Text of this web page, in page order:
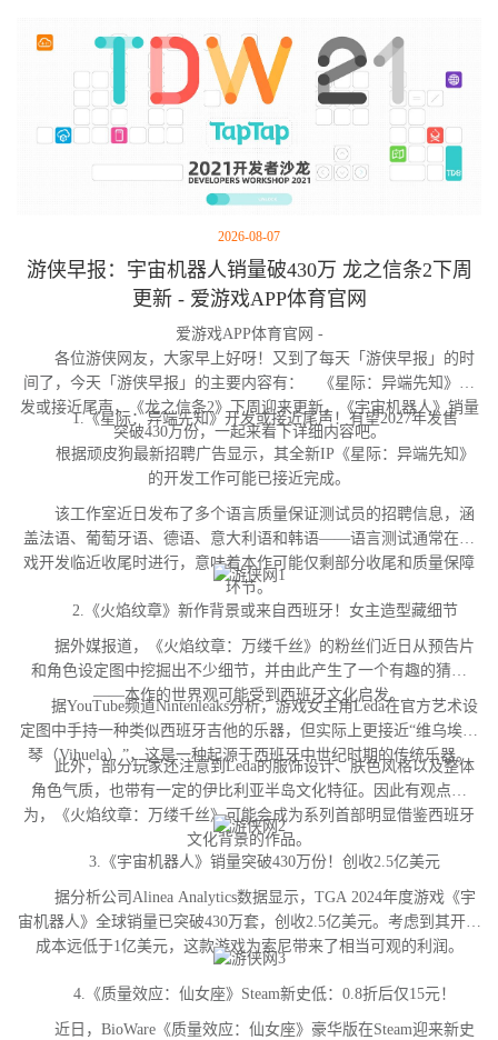
2026-08-07
游侠早报：宇宙机器人销量破430万 龙之信条2下周
更新 - 爱游戏APP体育官网
爱游戏APP体育官网 -
各位游侠网友，大家早上好呀！又到了每天「游侠早报」的时
间了，今天「游侠早报」的主要内容有： 《星际：异端先知》开
发或接近尾声，《龙之信条2》下周迎来更新，《宇宙机器人》销量
突破430万份，一起来看下详细内容吧。
1.《星际：异端先知》开发或接近尾声！有望2027年发售
根据顽皮狗最新招聘广告显示，其全新IP《星际：异端先知》
的开发工作可能已接近完成。
该工作室近日发布了多个语言质量保证测试员的招聘信息，涵
盖法语、葡萄牙语、德语、意大利语和韩语——语言测试通常在游
戏开发临近收尾时进行，意味着本作可能仅剩部分收尾和质量保障
环节。
2.《火焰纹章》新作背景或来自西班牙！女主造型藏细节
据外媒报道，《火焰纹章：万缕千丝》的粉丝们近日从预告片
和角色设定图中挖掘出不少细节，并由此产生了一个有趣的猜测
——本作的世界观可能受到西班牙文化启发。
据YouTube频道Nintenleaks分析，游戏女主角Leda在官方艺术设
定图中手持一种类似西班牙吉他的乐器，但实际上更接近“维乌埃拉
琴（Vihuela）”，这是一种起源于西班牙中世纪时期的传统乐器。
此外，部分玩家还注意到Leda的服饰设计、肤色风格以及整体
角色气质，也带有一定的伊比利亚半岛文化特征。因此有观点认
为，《火焰纹章：万缕千丝》可能会成为系列首部明显借鉴西班牙
文化背景的作品。
3.《宇宙机器人》销量突破430万份！创收2.5亿美元
据分析公司Alinea Analytics数据显示，TGA 2024年度游戏《宇
宙机器人》全球销量已突破430万套，创收2.5亿美元。考虑到其开发
成本远低于1亿美元，这款游戏为索尼带来了相当可观的利润。
4.《质量效应：仙女座》Steam新史低：0.8折后仅15元！
近日，BioWare《质量效应：仙女座》豪华版在Steam迎来新史